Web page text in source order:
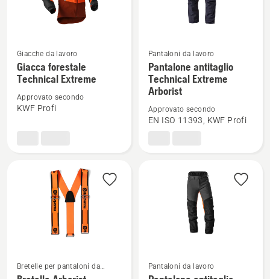
Vedi
maggiori
dettagli
su
Giacche da lavoro
Giacca forestale
Technical Extreme
Approvato secondo
KWF Profi
Vedi
maggiori
dettagli
Pantalone
Pantaloni da lavoro
Pantalone antitaglio
Technical Extreme
Arborist
Approvato secondo
EN ISO 11393, KWF Profi
Vedi
Bretelle per pantaloni da
lavoro
Vedi
Pantaloni da lavoro